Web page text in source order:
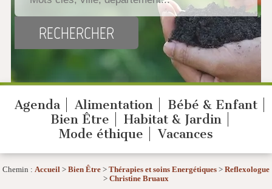
Agenda Alimentation
Bébé & Enfant
Bien Être
Habitat & Jardin
Mode éthique
Vacances
Chemin : Accueil > Bien Être > Thérapies et soins Energétiques > Reflexologue
> Christine Bruaux